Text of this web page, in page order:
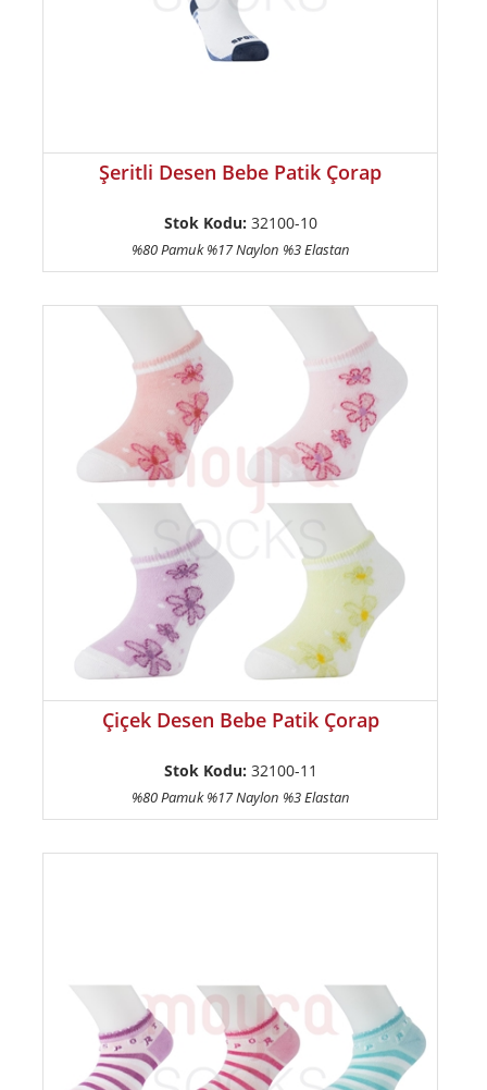
Şeritli Desen Bebe Patik Çorap
Stok Kodu: 32100-10
%80 Pamuk %17 Naylon %3 Elastan
Çiçek Desen Bebe Patik Çorap
Stok Kodu: 32100-11
%80 Pamuk %17 Naylon %3 Elastan